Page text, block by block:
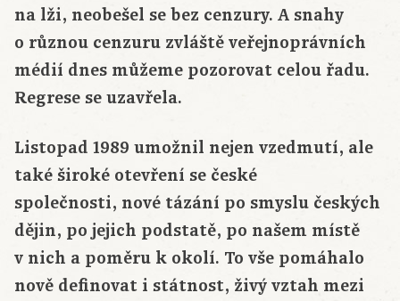
na lži, neobešel se bez cenzury. A snahy
o různou cenzuru zvláště veřejnoprávních
médií dnes můžeme pozorovat celou řadu.
Regrese se uzavřela.
Listopad 1989 umožnil nejen vzedmutí, ale
také široké otevření se české
společnosti, nové tázání po smyslu českých
dějin, po jejich podstatě, po našem místě
v nich a poměru k okolí. To vše pomáhalo
nově definovat i státnost, živý vztah mezi